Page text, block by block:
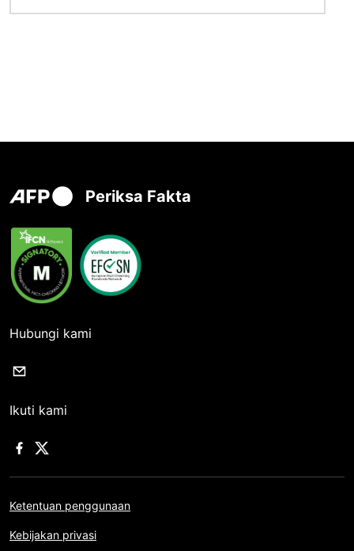
Periksa Fakta
Hubungi kami
Ikuti kami
Ketentuan penggunaan
Kebijakan privasi